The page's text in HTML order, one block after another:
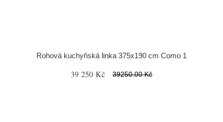
Rohová kuchyňská linka 375x190 cm Como 1
39 250 Kč 39250.00 Kč